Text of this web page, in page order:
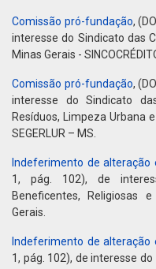
Comissão pró-fundação,
interesse do Sindicato das
Minas Gerais -
Comissão pró-fundação,
interesse do Sindicato
Resíduos, Limpeza Urbana
SEGERLUR – MS.
Indeferimento de alteração
1, pág. 102), de
Beneficentes, Religiosas
Gerais.
Indeferimento de alteração
1, pág. 102), de interesse